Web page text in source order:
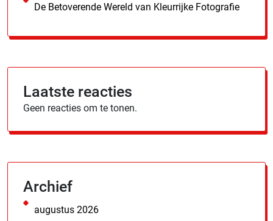
De Betoverende Wereld van Kleurrijke Fotografie
Laatste reacties
Geen reacties om te tonen.
Archief
augustus 2026